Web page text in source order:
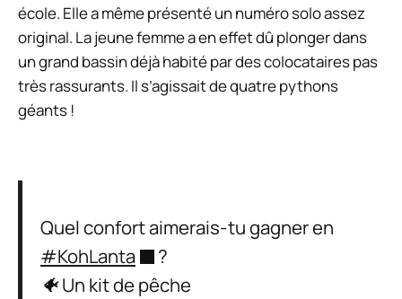
école. Elle a même présenté un numéro solo assez
original. La jeune femme a en effet dû plonger dans
un grand bassin déjà habité par des colocataires pas
très rassurants. Il s’agissait de quatre pythons
géants !
Quel confort aimerais-tu gagner en
#KohLanta
?
🐠 Un kit de pêche